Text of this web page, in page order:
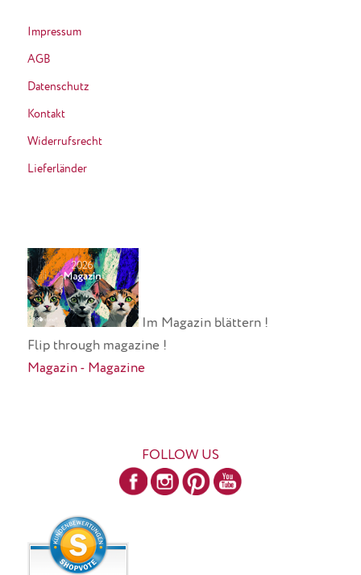
Impressum
AGB
Datenschutz
Kontakt
Widerrufsrecht
Lieferländer
Im Magazin blättern !
Flip through magazine !
Magazin - Magazine
FOLLOW US